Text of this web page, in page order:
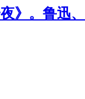
》。鲁迅